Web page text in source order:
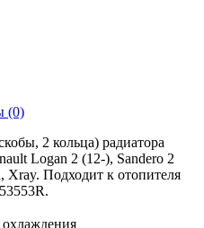
(0)
2 кольца) радиатора
Logan 2 (12-), Sandero 2
Xray. Подходит к отопителя